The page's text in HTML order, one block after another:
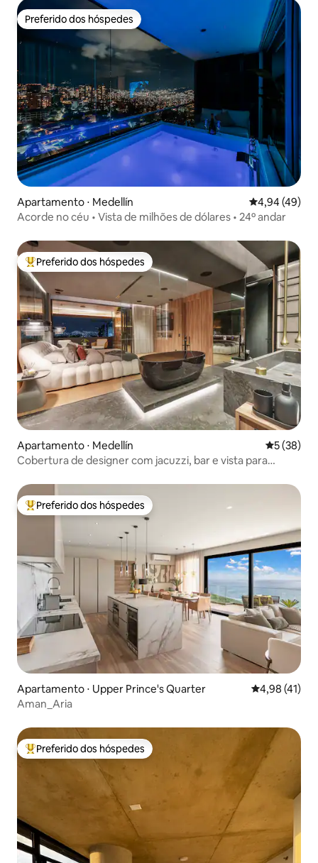
Preferido dos hóspedes
Preferido dos hóspedes
Apartamento ⋅ Medellín 4,94 de uma
4,94 (49)
Acorde no céu • Vista de milhões de dólares • 24º andar
Entre os melhores preferidos dos hóspedes
Preferido dos hóspedes
Apartamento ⋅ Medellín 5 de uma
5 (38)
Cobertura de designer com jacuzzi, bar e vista para
Entre os melhores preferidos dos hóspedes
Preferido dos hóspedes
Apartamento ⋅ Upper Prince's Quarter 4,98 de uma
4,98 (41)
Aman_Aria
Entre os melhores preferidos dos hóspedes
Preferido dos hóspedes